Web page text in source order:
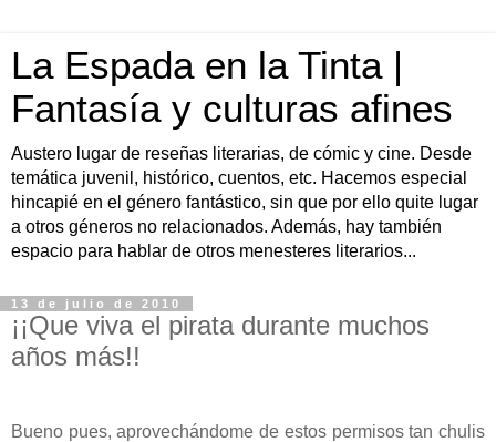
La Espada en la Tinta |
Fantasía y culturas afines
Austero lugar de reseñas literarias, de cómic y cine. Desde
temática juvenil, histórico, cuentos, etc. Hacemos especial
hincapié en el género fantástico, sin que por ello quite lugar
a otros géneros no relacionados. Además, hay también
espacio para hablar de otros menesteres literarios...
13 de julio de 2010
¡¡Que viva el pirata durante muchos
años más!!
Bueno pues, aprovechándome de estos permisos tan chulis